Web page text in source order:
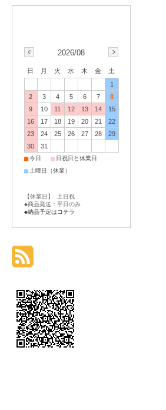
2026/08
日 月 火 水 木 金
土
1
2
3 4 5 6 7
8
9
10 11 12 13 14
15
16
17 18 19 20 21
22
23
24 25 26 27 28
29
30
31
■今日 ■ 日祝日と休業日
■ 土曜日（休業）
【休業日】 土日祝
◆商品発送：平日のみ
◆納品予定はコチラ